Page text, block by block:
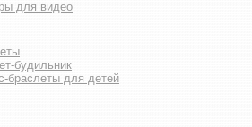
для видео
будильник
браслеты для детей